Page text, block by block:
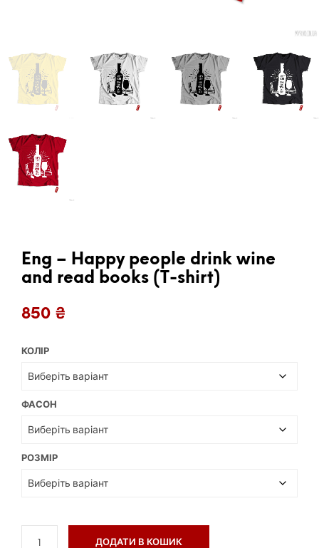
Eng – Happy people drink wine
and read books (T-shirt)
850 ₴
КОЛІР
ФАСОН
РОЗМІР
ДОДАТИ В КОШИК